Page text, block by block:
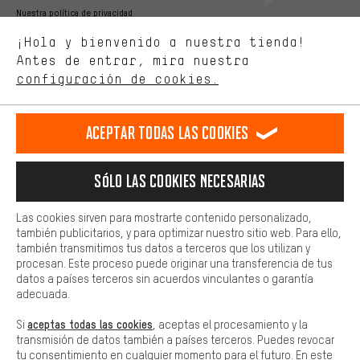
Nuestra política de privacidad
Idioma"
español
ES english
EN Deutsch
DE
RESCINDIR EL CONTRATO Comunidad de Aquisgrán Programa de afiliados
Aviso Legal Protección de datos Condiciones Generales
Plataforma de reportes Reciclaje de baterias
Configuración de las cookies Ajusta el contraste
Todos los precios indicados son en euros e sin MwSt, más
gastos de envío aEstados Unidos.
¡Hola y bienvenido a nuestra tienda!
Antes de entrar, mira nuestra
configuración de cookies.
Mejor rendimiento
tienda. Con las cookies de rendimiento, puedes influir en la mejora
de nuestro sitio web y nuestra oferta de la tienda con tu
comportamiento de compra.
Más confort
cookies de comodidad, creamos enlaces a plataformas de redes
sociales. Esto nos permite proporcionarle más contenido e
adicionales que le ayudarán a encontrar los productos adecuados.
preguntas de forma rápida y sencilla.
Básica
Las cookies básicas aseguran que puedas usar nuestro sitio web.
Aceptar todas las cookies
Sólo las cookies necesarias
Las cookies sirven para mostrarte contenido personalizado,
también publicitarios, y para optimizar nuestro sitio web. Para ello,
también transmitimos tus datos a terceros que los utilizan y
procesan. Este proceso puede originar una transferencia de tus
datos a países terceros sin acuerdos vinculantes o garantía
adecuada.
Si aceptas todas las cookies , aceptas el procesamiento y la
transmisión de datos también a países terceros. Puedes revocar
tu consentimiento en cualquier momento para el futuro. En este